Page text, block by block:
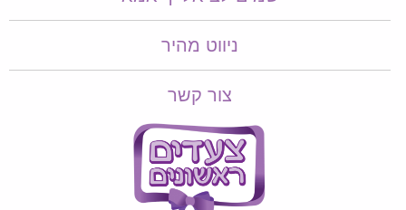
ניווט מהיר
צור קשר